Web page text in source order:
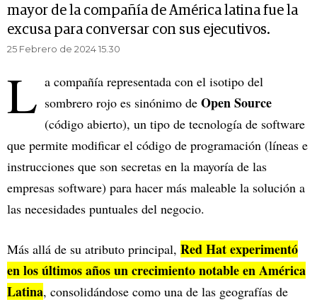
mayor de la compañía de América latina fue la
excusa para conversar con sus ejecutivos.
25 Febrero de 2024 15.30
L a compañía representada con el isotipo del
sombrero rojo es sinónimo de Open Source
(código abierto), un tipo de tecnología de software
que permite modificar el código de programación (líneas e
instrucciones que son secretas en la mayoría de las
empresas software) para hacer más maleable la solución a
las necesidades puntuales del negocio.
Más allá de su atributo principal, Red Hat experimentó
en los últimos años un crecimiento notable en América
Latina, consolidándose como una de las geografías de